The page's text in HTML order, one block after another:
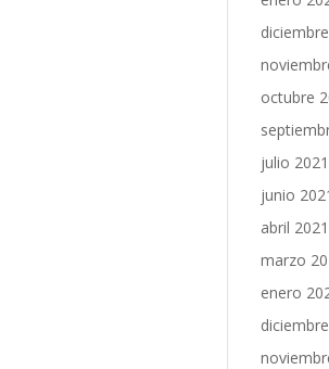
octubre
julio 2021
junio
abril 2021
marzo
enero